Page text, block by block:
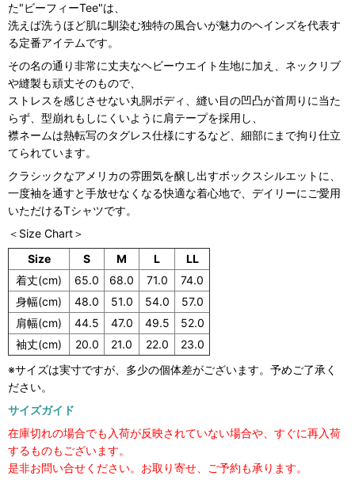
た"ビーフィーTee"は、
洗えば洗うほど肌に馴染む独特の風合いが魅力のヘインズを代表す
る定番アイテムです。
その名の通り非常に丈夫なヘビーウエイト生地に加え、ネックリブ
や縫製も頑丈そのもので、
ストレスを感じさせない丸胴ボディ、縫い目の凹凸が首周りに当た
らず、型崩れもしにくいように肩テープを採用し、
襟ネームは熱転写のタグレス仕様にするなど、細部にまで拘り仕立
てられています。
クラシックなアメリカの雰囲気を醸し出すボックスシルエットに、
一度袖を通すと手放せなくなる快適な着心地で、デイリーにご愛用
いただけるTシャツです。
＜Size Chart＞
Size
S M L
LL
着丈(cm)
65.0 68.0 71.0
74.0
身幅(cm)
48.0 51.0 54.0
57.0
肩幅(cm)
44.5 47.0 49.5
52.0
袖丈(cm)
20.0 21.0 22.0
23.0
※サイズは実寸ですが、多少の個体差がございます。予めご了承く
ださい。
サイズガイド
在庫切れの場合でも入荷が反映されていない場合や、すぐに再入荷
するものもございます。
是非お問い合せください。お取り寄せ、ご予約も承ります。